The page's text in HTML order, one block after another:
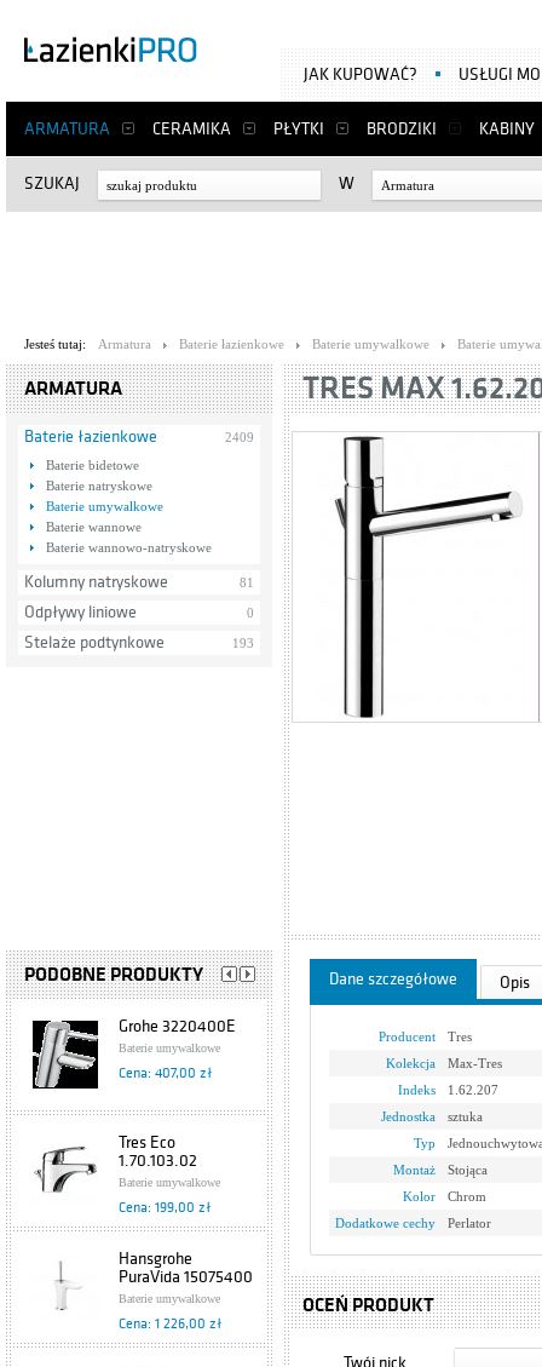
ARMATURA CERAMIKA PŁYTKI BRODZIKI KABINY
JAK KUPOWAĆ? USŁUGI
SZUKAJ W Armatura
Jesteś tutaj: Armatura Baterie łazienkowe Baterie umywalkowe Baterie
ARMATURA
Baterie łazienkowe
2409
Baterie bidetowe
Baterie natryskowe
Baterie umywalkowe
Baterie wannowe
Baterie wannowo-natryskowe
Kolumny natryskowe 81
Odpływy liniowe 0
Stelaże podtynkowe 193
PODOBNE PRODUKTY
Grohe 3220400E
Baterie umywalkowe
Cena: 407,00 zł
Tres Eco
1.70.103.02
Baterie umywalkowe
Cena: 199,00 zł
Hansgrohe
PuraVida 15075400
Baterie umywalkowe
Cena: 1 226,00 zł
TRES MAX
Dane szczegółowe Opis
Producent
Tres
Kolekcja
Max-Tres
Indeks
1.62.207
Jednostka
sztuka
Typ
Montaż
Stojąca
Kolor
Chrom
Dodatkowe cechy
Perlator
OCEŃ PRODUKT
Twój nick